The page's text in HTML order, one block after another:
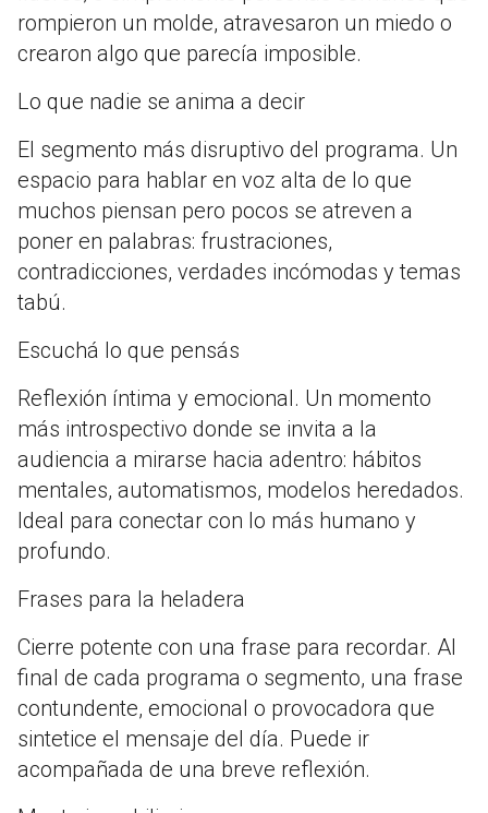
rompieron un molde, atravesaron un miedo o
crearon algo que parecía imposible.
Lo que nadie se anima a decir
El segmento más disruptivo del programa. Un
espacio para hablar en voz alta de lo que
muchos piensan pero pocos se atreven a
poner en palabras: frustraciones,
contradicciones, verdades incómodas y temas
tabú.
Escuchá lo que pensás
Reflexión íntima y emocional. Un momento
más introspectivo donde se invita a la
audiencia a mirarse hacia adentro: hábitos
mentales, automatismos, modelos heredados.
Ideal para conectar con lo más humano y
profundo.
Frases para la heladera
Cierre potente con una frase para recordar. Al
final de cada programa o segmento, una frase
contundente, emocional o provocadora que
sintetice el mensaje del día. Puede ir
acompañada de una breve reflexión.